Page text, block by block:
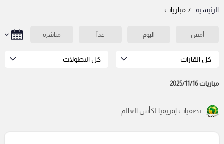
الرئيسية مباريات
أمس اليوم غداً مباشرة
كل القارات كل البطولات
مباريات 2025/11/16
تصفيات إفريقيا لكأس العالم